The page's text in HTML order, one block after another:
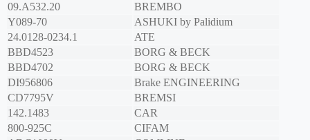
09.A532.20
BREMBO
Y089-70
ASHUKI by Palidium
24.0128-0234.1
ATE
BBD4523
BORG & BECK
BBD4702
BORG & BECK
DI956806
Brake ENGINEERING
CD7795V
BREMSI
142.1483
CAR
800-925C
CIFAM